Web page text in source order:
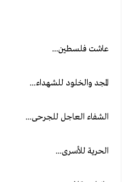
عاشت فلسطين...
المجد والخلود للشهداء...
الشفاء العاجل للجرحى...
الحرية للأسرى...